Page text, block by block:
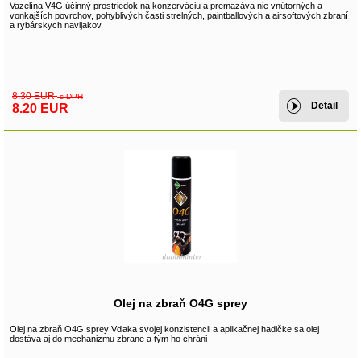
Vazelína V4G účinný prostriedok na konzerváciu a premazáva nie vnútorných a
vonkajších povrchov, pohyblivých časti strelných, paintballových a airsoftových zbraní
a rybárskych navijakov.
8.30 EURs DPH
8.20 EUR Detail
Olej na zbraň O4G sprey
Olej na zbraň O4G sprey Vďaka svojej konzistencii a aplikačnej hadičke sa olej
dostáva aj do mechanizmu zbrane a tým ho chráni